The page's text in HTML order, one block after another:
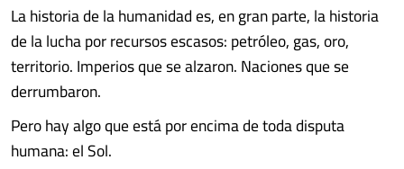
La historia de la humanidad es, en gran parte, la historia
de la lucha por recursos escasos: petróleo, gas, oro,
territorio. Imperios que se alzaron. Naciones que se
derrumbaron.
Pero hay algo que está por encima de toda disputa
humana: el Sol.